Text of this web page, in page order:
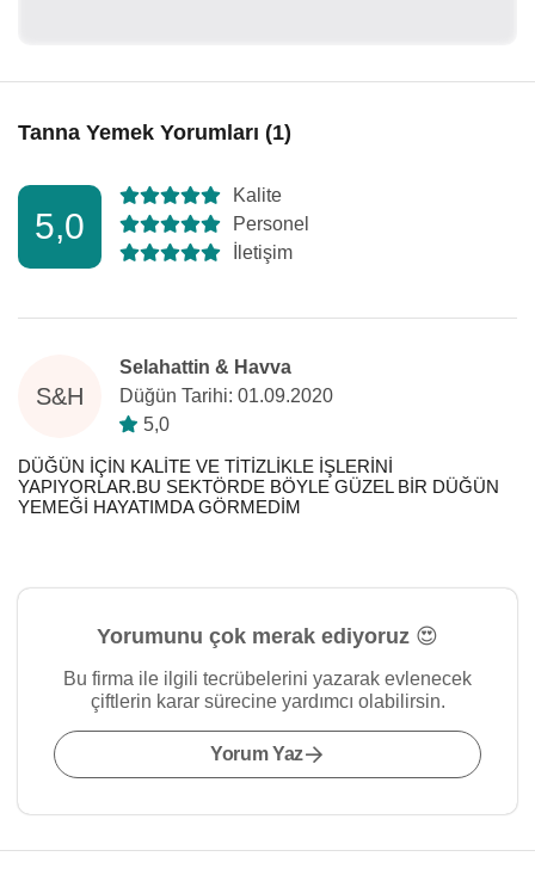
Tanna Yemek Yorumları (1)
5,0
Kalite
Personel
İletişim
S&H
Selahattin & Havva
Düğün Tarihi: 01.09.2020
5,0
DÜĞÜN İÇİN KALİTE VE TİTİZLİKLE İŞLERİNİ
YAPIYORLAR.BU SEKTÖRDE BÖYLE GÜZEL BİR DÜĞÜN
YEMEĞİ HAYATIMDA GÖRMEDİM
Yorumunu çok merak ediyoruz 😍
Bu firma ile ilgili tecrübelerini yazarak evlenecek
çiftlerin karar sürecine yardımcı olabilirsin.
Yorum Yaz